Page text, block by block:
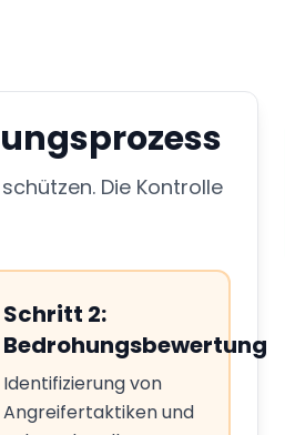
Die Kontrolle
Schritt3:
Strategische
Intervention
Spezialisierte
Techniken zur